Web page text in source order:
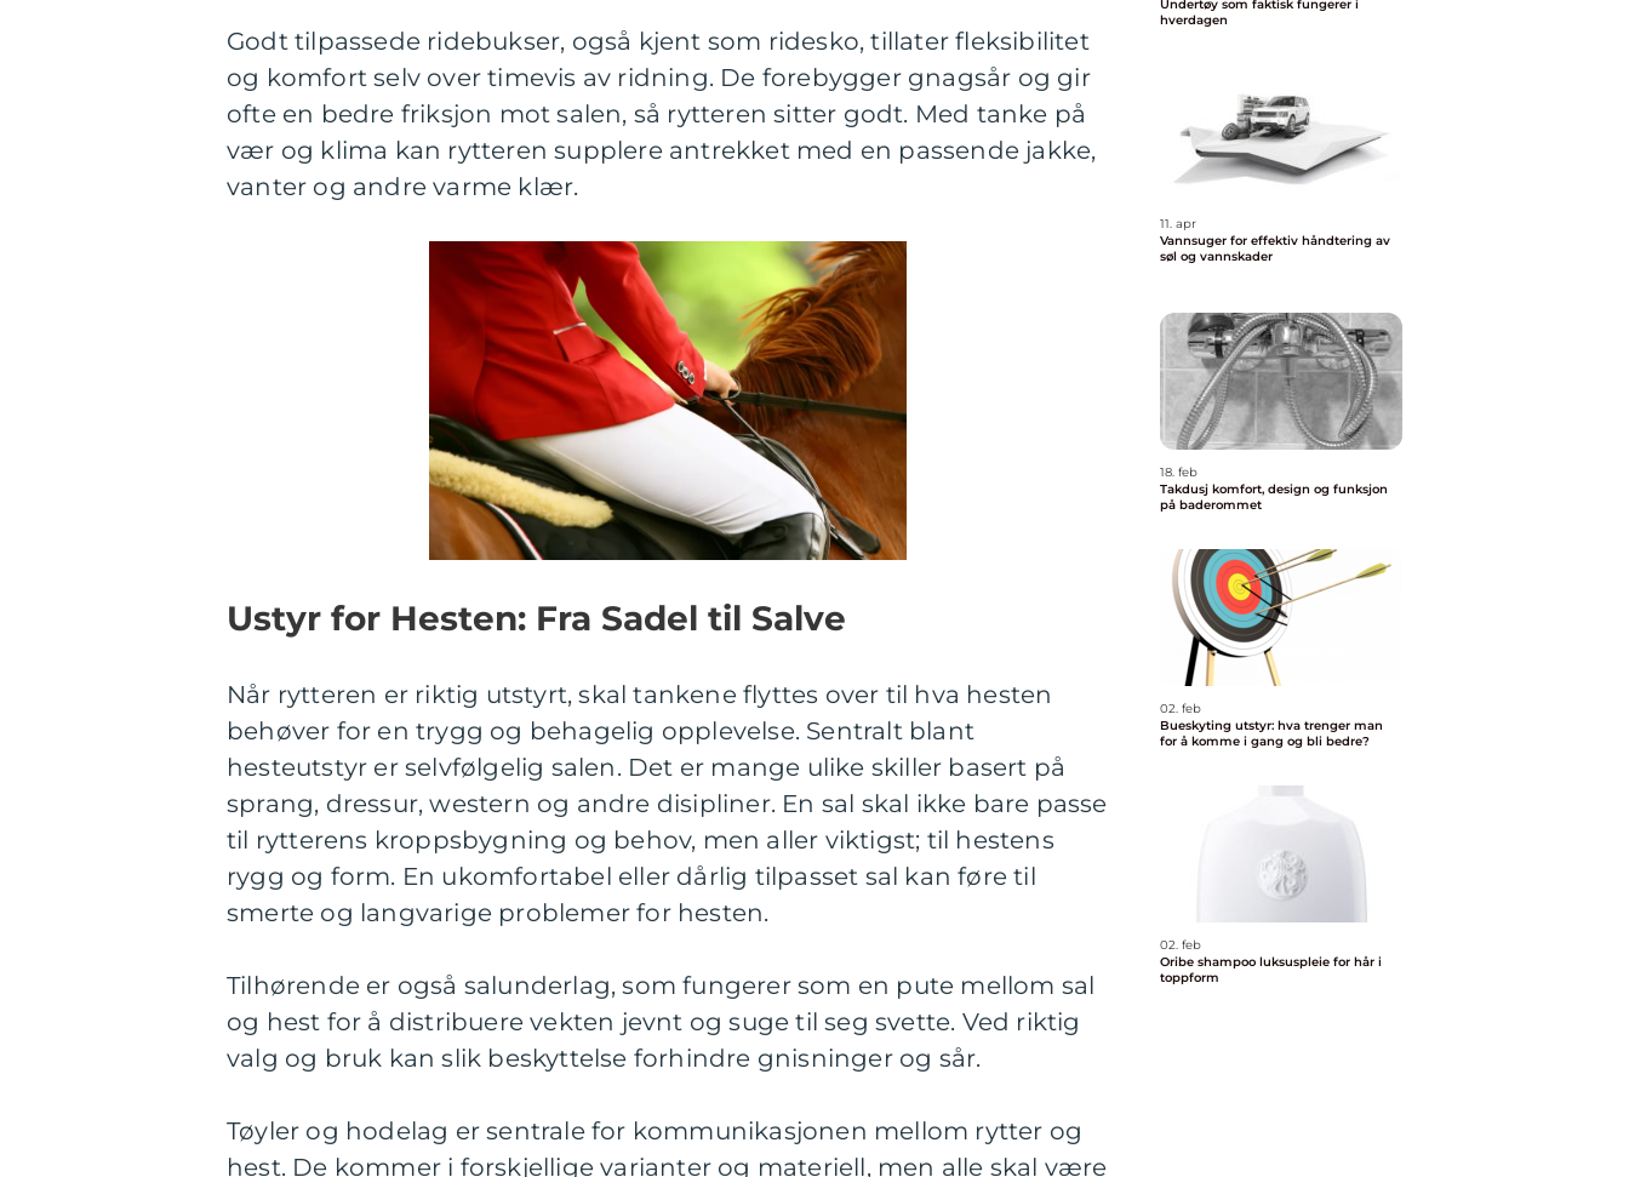
Godt tilpassede ridebukser, også kjent som ridesko, tillater fleksibilitet
og komfort selv over timevis av ridning. De forebygger gnagsår og gir
ofte en bedre friksjon mot salen, så rytteren sitter godt. Med tanke på
vær og klima kan rytteren supplere antrekket med en passende jakke,
vanter og andre varme klær.
Ustyr for Hesten: Fra Sadel til Salve
Når rytteren er riktig utstyrt, skal tankene flyttes over til hva hesten
behøver for en trygg og behagelig opplevelse. Sentralt blant
hesteutstyr er selvfølgelig salen. Det er mange ulike skiller basert på
sprang, dressur, western og andre disipliner. En sal skal ikke bare passe
til rytterens kroppsbygning og behov, men aller viktigst; til hestens
rygg og form. En ukomfortabel eller dårlig tilpasset sal kan føre til
smerte og langvarige problemer for hesten.
Tilhørende er også salunderlag, som fungerer som en pute mellom sal
og hest for å distribuere vekten jevnt og suge til seg svette. Ved riktig
valg og bruk kan slik beskyttelse forhindre gnisninger og sår.
Tøyler og hodelag er sentrale for kommunikasjonen mellom rytter og
hest. De kommer i forskjellige varianter og materiell, men alle skal være
Undertøy som faktisk fungerer i
hverdagen
11. apr
Vannsuger for effektiv håndtering av
søl og vannskader
18. feb
Takdusj komfort, design og funksjon
på baderommet
02. feb
Bueskyting utstyr: hva trenger man
for å komme i gang og bli bedre?
02. feb
Oribe shampoo luksuspleie for hår i
toppform